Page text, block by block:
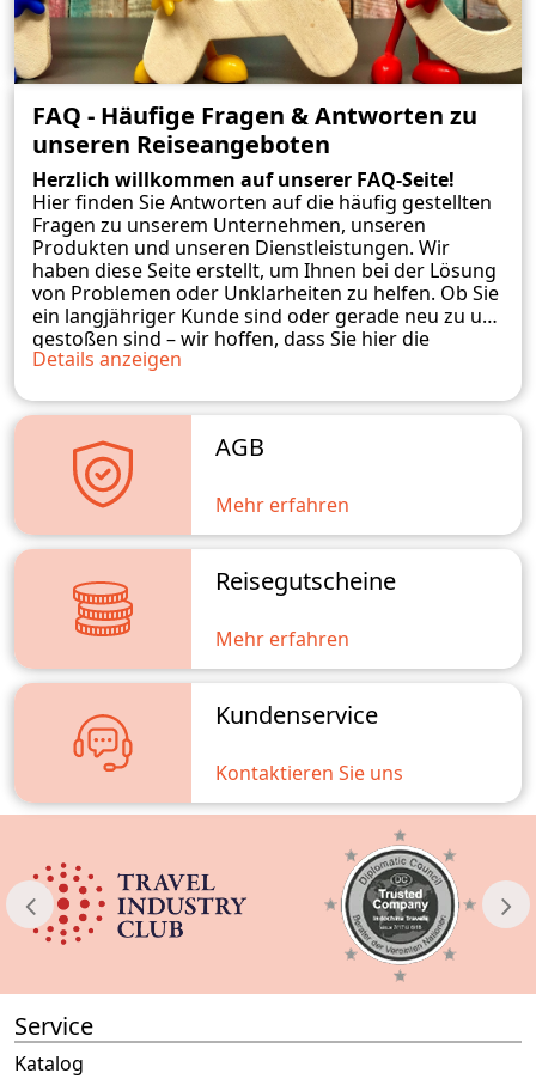
FAQ - Häufige Fragen & Antworten zu
unseren Reiseangeboten
Herzlich willkommen auf unserer FAQ-Seite!
Hier finden Sie Antworten auf die häufig gestellten
Fragen zu unserem Unternehmen, unseren
Produkten und unseren Dienstleistungen. Wir
haben diese Seite erstellt, um Ihnen bei der Lösung
von Problemen oder Unklarheiten zu helfen. Ob Sie
ein langjähriger Kunde sind oder gerade neu zu uns
gestoßen sind – wir hoffen, dass Sie hier die
benötigten Informationen finden. Sollten Sie
kontaktieren. Wir stehen Ihnen gerne zur
weiterzuhelfen.
Details anzeigen
AGB
Mehr erfahren
Reisegutscheine
Mehr erfahren
Kundenservice
Kontaktieren Sie uns
Service
Katalog